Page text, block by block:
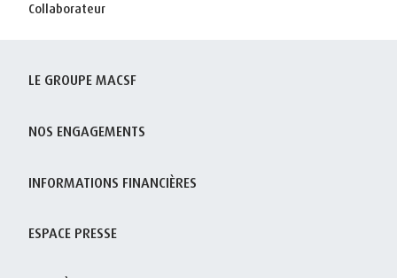
Collaborateur
LE GROUPE MACSF
NOS ENGAGEMENTS
INFORMATIONS FINANCIÈRES
ESPACE PRESSE